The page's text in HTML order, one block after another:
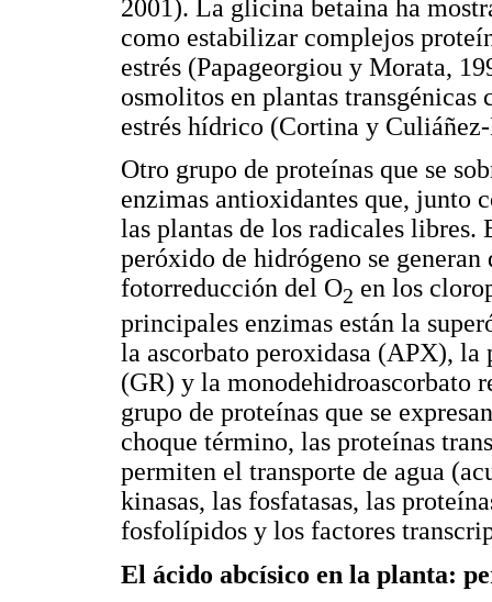
2001). La glicina betaina ha
como estabilizar complejos
estrés (Papageorgiou y Morata,
osmolitos en plantas
estrés hídrico (Cortina y
Otro grupo de proteínas que se
enzimas antioxidantes que, junto
las plantas de los radicales libres.
peróxido de hidrógeno se
fotorreducción del O2 en los
principales enzimas están la
la ascorbato peroxidasa (APX),
(GR) y la monodehidroascorbato
grupo de proteínas que se
choque término, las proteínas
permiten el transporte de agua
kinasas, las fosfatasas, las
fosfolípidos y los factores
El ácido abcísico en la planta: